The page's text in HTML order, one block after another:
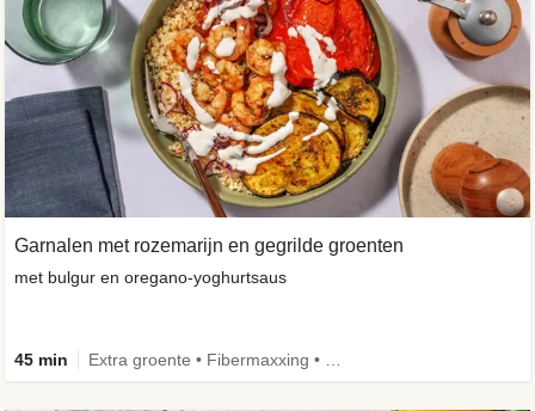
Garnalen met rozemarijn en gegrilde groenten
met bulgur en oregano-yoghurtsaus
45 min